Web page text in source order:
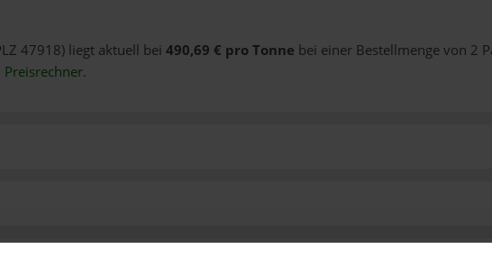
47918) liegt aktuell bei 490,69 € pro Tonne bei einer Bestellmenge von 2
Preisrechner.